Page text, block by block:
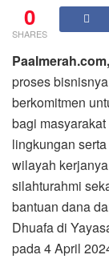
0
SHARES
proses
berkomitmen
bagi
lingkungan
wilayah
silahturahmi
bantuan dana
Dhuafa di
pada 4 April